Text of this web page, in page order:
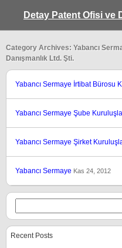
Detay Patent Ofisi ve
Category Archives: Yabancı
Danışmanlık Ltd. Şti.
Yabancı Sermaye İrtibat Bürosu
Yabancı Sermaye Şube
Yabancı Sermaye Şirket
Yabancı Sermaye Kas 24, 2012
Recent Posts